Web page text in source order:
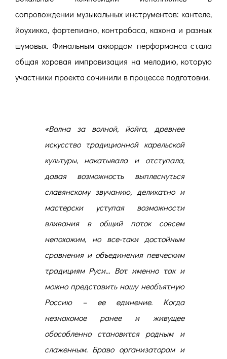
сопровождении музыкальных инструментов: кантеле,
йоухикко, фортепиано, контрабаса, кахона и разных
шумовых. Финальным аккордом перформанса стала
общая хоровая импровизация на мелодию, которую
участники проекта сочинили в процессе подготовки.
«Волна за волной, йойга, древнее
искусство традиционной карельской
культуры, накатывала и отступала,
давая возможность выплеснуться
славянскому звучанию, деликатно и
мастерски уступая возможности
вливания в общий поток совсем
непохожим, но все-таки достойным
сравнения и объединения певческим
традициям Руси… Вот именно так и
можно представить нашу необъятную
Россию – ее единение. Когда
незнакомое ранее и живущее
обособленно становится родным и
слаженным. Браво организаторам и